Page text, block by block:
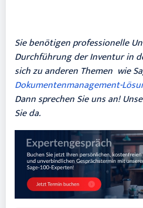
Sie benötigen professionelle
Durchführung der Inventur in
sich zu anderen Themen wie
Dokumentenmanagement-
Dann sprechen Sie uns an!
Sie da.